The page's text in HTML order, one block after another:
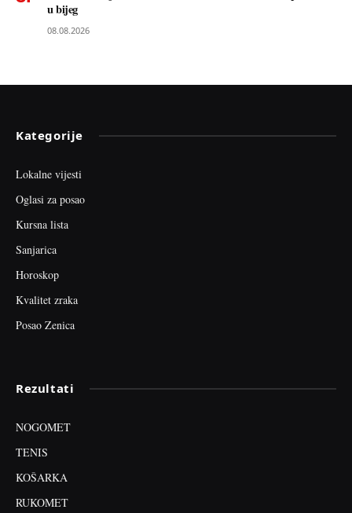
u bijeg
08.08.2026
Kategorije
Lokalne vijesti
Oglasi za posao
Kursna lista
Sanjarica
Horoskop
Kvalitet zraka
Posao Zenica
Rezultati
NOGOMET
TENIS
KOŠARKA
RUKOMET